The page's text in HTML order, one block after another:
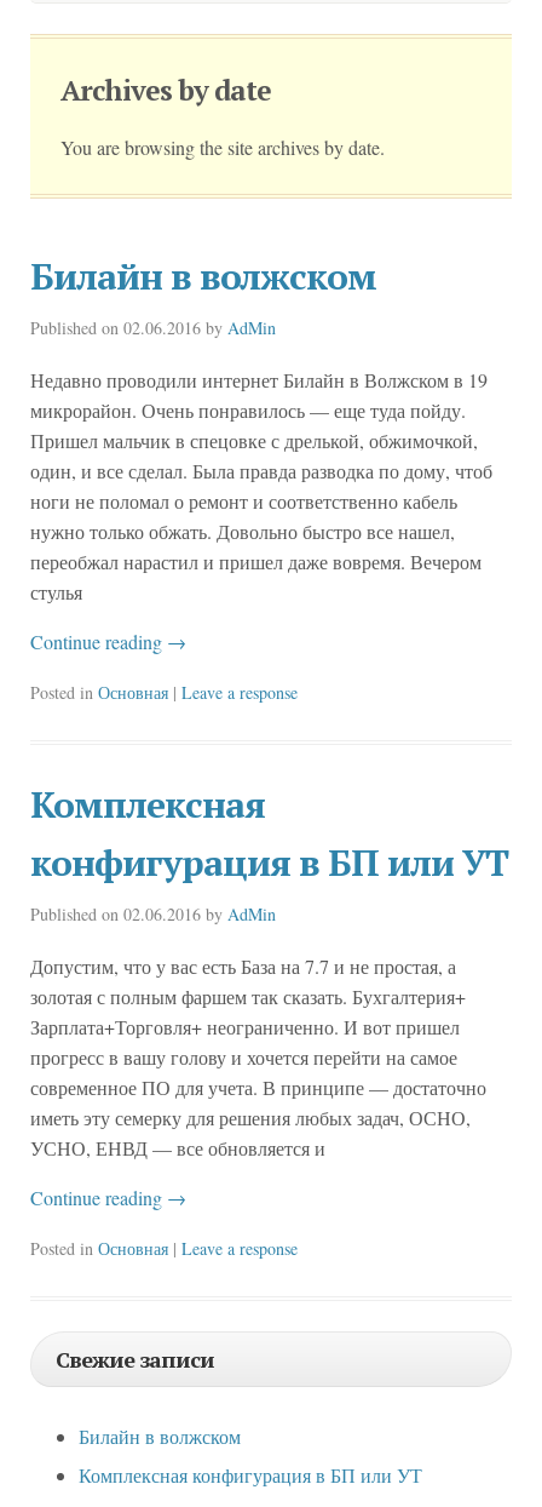
Archives by date
You are browsing the site archives by date.
Билайн в волжском
Published on 02.06.2016 by AdMin
Недавно проводили интернет Билайн в Волжском в 19
микрорайон. Очень понравилось — еще туда пойду.
Пришел мальчик в спецовке с дрелькой, обжимочкой,
один, и все сделал. Была правда разводка по дому, чтоб
ноги не поломал о ремонт и соответственно кабель
нужно только обжать. Довольно быстро все нашел,
переобжал нарастил и пришел даже вовремя. Вечером
стулья
Continue reading →
Posted in Основная | Leave a response
Комплексная
конфигурация в БП или УТ
Published on 02.06.2016 by AdMin
Допустим, что у вас есть База на 7.7 и не простая, а
золотая с полным фаршем так сказать. Бухгалтерия+
Зарплата+Торговля+ неограниченно. И вот пришел
прогресс в вашу голову и хочется перейти на самое
современное ПО для учета. В принципе — достаточно
иметь эту семерку для решения любых задач, ОСНО,
УСНО, ЕНВД — все обновляется и
Continue reading →
Posted in Основная | Leave a response
Свежие записи
Билайн в волжском
Комплексная конфигурация в БП или УТ